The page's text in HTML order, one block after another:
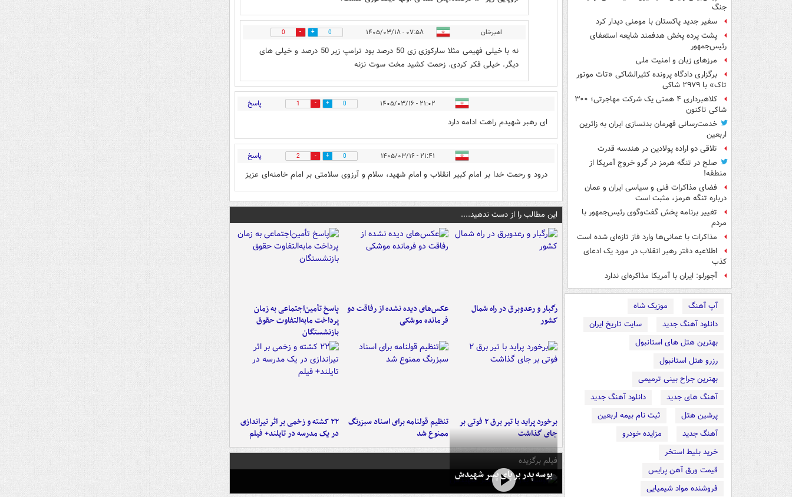
جنگ
سفیر جدید پاکستان با مومنی دیدار کرد
پشت پرده پخش هدفمند شایعه استعفای
رئیس‌جمهور
مرزهای زبان و امنیت ملی
برگزاری دادگاه پرونده کثیرالشاکی «تات موتور
تاک» با ۲۹۷۹ شاکی
کلاهبرداری ۴ همتی یک شرکت مهاجرتی؛ ۳۰۰
شاکی تاکنون
خدمت‌رسانی قهرمان بدنسازی ایران به زائرین
اربعین
تلاقی دو اراده پولادین در هندسه قدرت
صلح در تنگه هرمز در گرو خروج آمریکا از
منطقه!
فضای مذاکرات فنی و سیاسی ایران و عمان
درباره تنگه هرمز، مثبت است
تغییر برنامه پخش گفت‌وگوی رئیس‌جمهور با
مردم
مذاکرات با عمانی‌ها وارد فاز تازه‌ای شده است
اطلاعیه دفتر رهبر انقلاب در مورد یک ادعای
کذب
آجورلو: ایران با آمریکا مذاکره‌ای ندارد
آپ آهنگ
موزیک شاه
دانلود آهنگ جدید
سایت تاریخ ایران
بهترین هتل های استانبول
رزرو هتل استانبول
بهترین جراح بینی ترمیمی
آهنگ های جدید
دانلود آهنگ جدید
پرشین هتل
ثبت نام بیمه اربعین
آهنگ جدید
مزایده خودرو
خرید بلیط استخر
قیمت ورق آهن پرایس
فروشنده مواد شیمیایی
اهبرخان ۰۷:۵۸ - ۱۴۰۵/۰۳/۱۸ 0
0
نه با خیلی فهیمی مثلا سارکوزی زی 50 درصد بود ترامپ زیر 50 درصد و خیلی های
دیگر. خیلی فکر کردی. زحمت کشید مخت سوت نزنه
۲۱:۰۲ - ۱۴۰۵/۰۳/۱۶ 0
1 پاسخ
ای رهبر شهیدم راهت ادامه دارد
۲۱:۴۱ - ۱۴۰۵/۰۳/۱۶ 0
2 پاسخ
درود و رحمت خدا بر امام کبیر انقلاب و امام شهید، سلام و آرزوی سلامتی بر امام خامنه‌ای عزیز
این مطالب را از دست ندهید....
رگبار و رعدوبرق در راه شمال
کشور
عکس‌های دیده نشده از رفاقت دو
فرمانده‌ موشکی
پاسخ تأمین‌اجتماعی به زمان
پرداخت مابه‌التفاوت حقوق
بازنشستگان
برخورد پراید با تیر برق ۲ فوتی بر
جای گذاشت
تنظیم قولنامه برای اسناد سبزرنگ
ممنوع شد
۲۲ کشته و زخمی بر اثر تیراندازی
در یک مدرسه در تایلند+ فیلم
فیلم برگزیده
بوسه‌ پدر بر پای پسر شهیدش